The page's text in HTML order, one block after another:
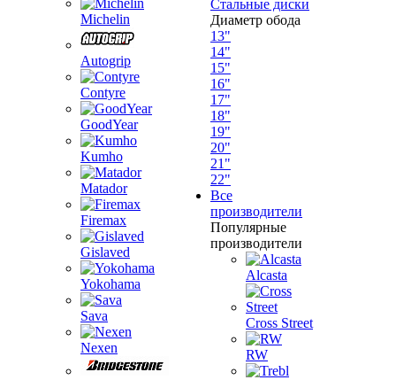
Michelin
Autogrip
Contyre
GoodYear
Kumho
Matador
Firemax
Gislaved
Yokohama
Sava
Nexen
Стальные диски
Диаметр обода
13"
14"
15"
16"
17"
18"
19"
20"
21"
22"
Все
производители
Популярные
производители
Alcasta
Cross Street
RW